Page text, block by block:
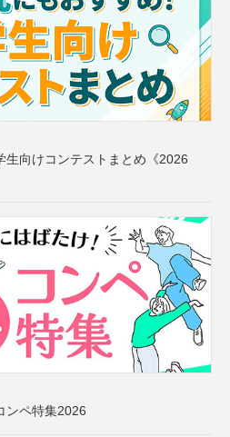
生向けコンテストまとめ《2026
ンペ特集2026